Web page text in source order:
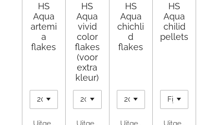
HS
Aqua
artemi
a
flakes
HS
Aqua
vivid
color
flakes
(voor
extra
kleur)
HS
Aqua
chichli
d
flakes
HS
Aqua
chilid
pellets